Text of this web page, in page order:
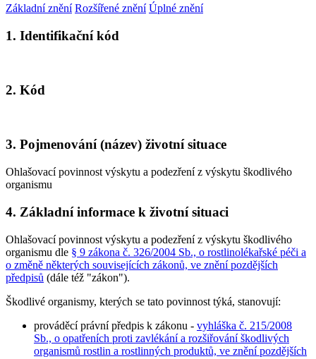
Základní znění Rozšířené znění Úplné znění
1. Identifikační kód
2. Kód
3. Pojmenování (název) životní situace
Ohlašovací povinnost výskytu a podezření z výskytu škodlivého
organismu
4. Základní informace k životní situaci
Ohlašovací povinnost výskytu a podezření z výskytu škodlivého
organismu dle § 9 zákona č. 326/2004 Sb., o rostlinolékařské péči a
o změně některých souvisejících zákonů, ve znění pozdějších
předpisů (dále též "zákon").
Škodlivé organismy, kterých se tato povinnost týká, stanovují:
prováděcí právní předpis k zákonu - vyhláška č. 215/2008
Sb., o opatřeních proti zavlékání a rozšiřování škodlivých
organismů rostlin a rostlinných produktů, ve znění pozdějších